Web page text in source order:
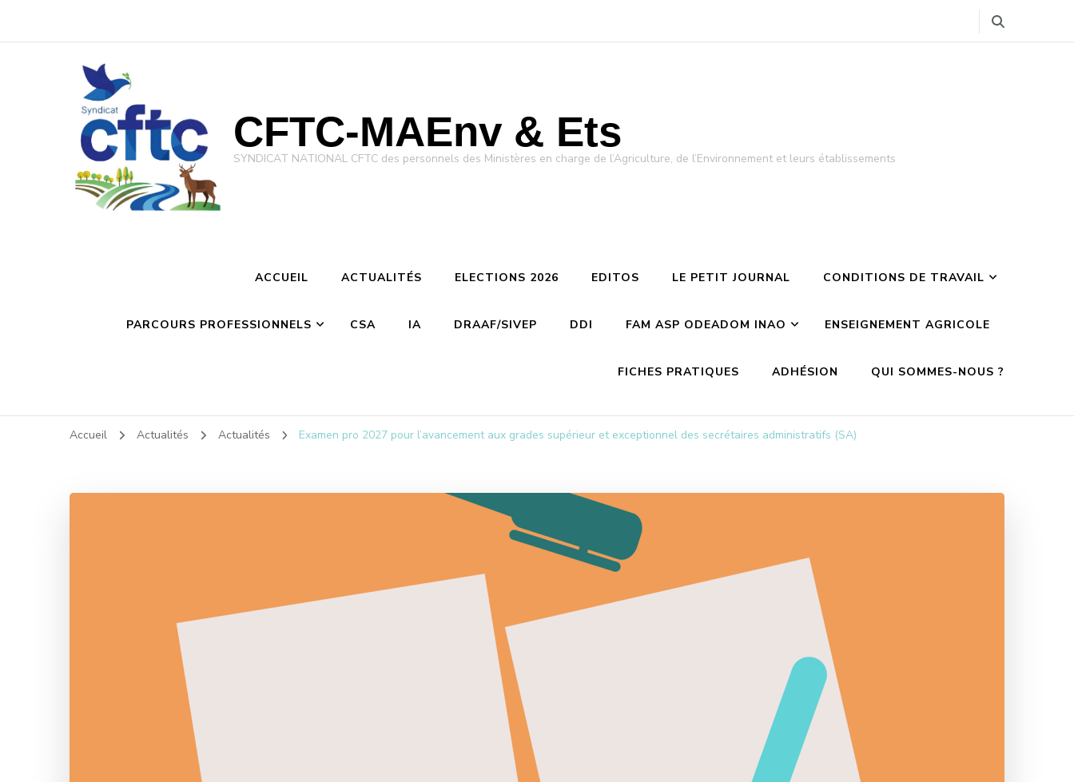
CFTC-MAEnv & Ets
SYNDICAT NATIONAL CFTC des personnels des Ministères en charge de l’Agriculture, de l’Environnement et leurs établissements
ACCUEIL ACTUALITÉS ELECTIONS 2026 EDITOS LE PETIT JOURNAL CONDITIONS DE TRAVAIL
PARCOURS PROFESSIONNELS CSA IA DRAAF/SIVEP DDI FAM ASP ODEADOM INAO ENSEIGNEMENT AGRICOLE
FICHES PRATIQUES ADHÉSION QUI SOMMES-NOUS ?
Accueil Actualités Actualités Examen pro 2027 pour l’avancement aux grades supérieur et exceptionnel des secrétaires administratifs (SA)